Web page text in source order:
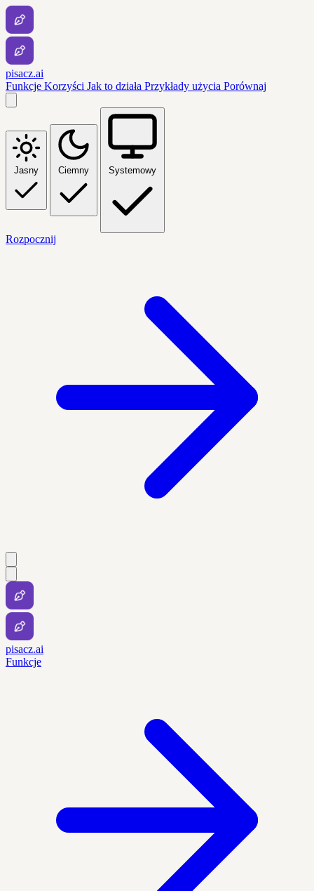
pisacz.ai
Funkcje Korzyści Jak to działa Przykłady użycia Porównaj
Jasny Ciemny Systemowy
Rozpocznij
pisacz.ai
Funkcje